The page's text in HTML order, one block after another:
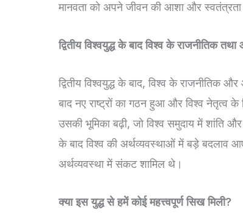
मानवता को अपने जीवन की आशा और
द्वितीय विश्वयुद्ध के बाद विश्व के राजनीतिक
द्वितीय विश्वयुद्ध के बाद, विश्व के
बाद नए राष्ट्रों का गठन हुआ और विश्व नेतृत्व
उसकी भूमिका बढ़ी, जो विश्व समुदाय में शांति
के बाद विश्व की अर्थव्यवस्थाओं में बड़े बदलाव
अर्थव्यवस्था में संकट शामिल थे।
क्या इस युद्ध से हमें कोई महत्त्वपूर्ण सिख मिली?